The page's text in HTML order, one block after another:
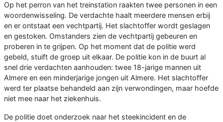
Op het perron van het treinstation raakten twee personen in een
woordenwisseling. De verdachte haalt meerdere mensen erbij
en er ontstaat een vechtpartij. Het slachtoffer wordt geslagen
en gestoken. Omstanders zien de vechtpartij gebeuren en
proberen in te grijpen. Op het moment dat de politie werd
gebeld, stuift de groep uit elkaar. De politie kon in de buurt al
snel drie verdachten aanhouden: twee 18-jarige mannen uit
Almere en een minderjarige jongen uit Almere. Het slachtoffer
werd ter plaatse behandeld aan zijn verwondingen, maar hoefde
niet mee naar het ziekenhuis.
De politie doet onderzoek naar het steekincident en de